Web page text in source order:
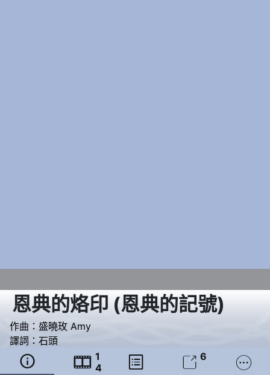
恩典的烙印(恩典的記號)
作曲： 盛曉玫 Amy
譯詞： 石頭
  1
4
  6 